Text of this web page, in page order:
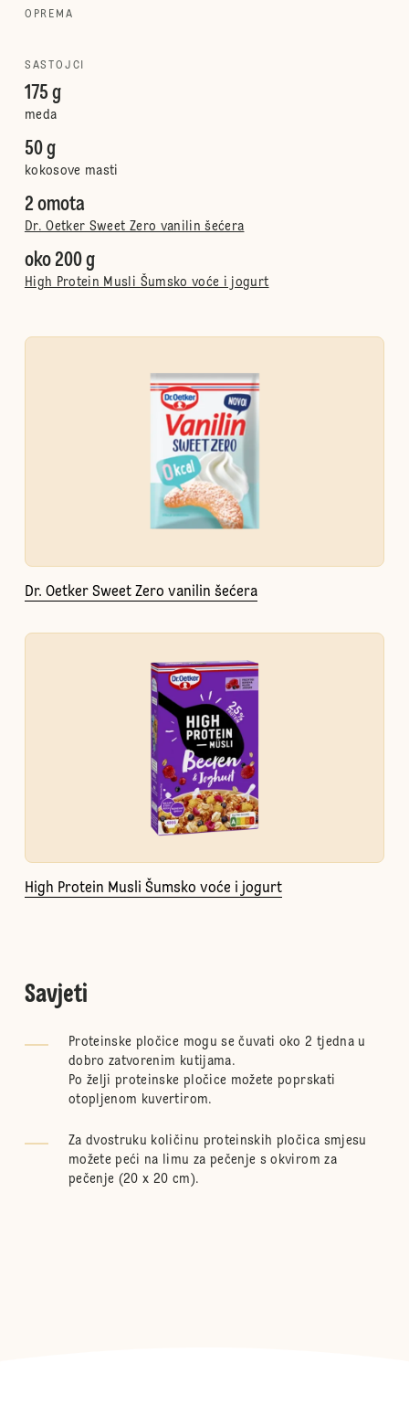
OPREMA
SASTOJCI
175 g
meda
50 g
kokosove masti
2 omota
Dr. Oetker Sweet Zero vanilin šećera
oko 200 g
High Protein Musli Šumsko voće i jogurt
Dr. Oetker Sweet Zero vanilin šećera
High Protein Musli Šumsko voće i jogurt
Savjeti
Proteinske pločice mogu se čuvati oko 2 tjedna u
dobro zatvorenim kutijama.
Po želji proteinske pločice možete poprskati
otopljenom kuvertirom.
Za dvostruku količinu proteinskih pločica smjesu
možete peći na limu za pečenje s okvirom za
pečenje (20 x 20 cm).